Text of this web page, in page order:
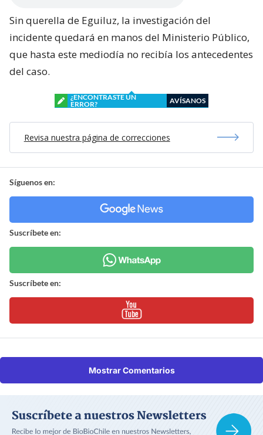
Sin querella de Eguiluz, la investigación del
incidente quedará en manos del Ministerio Público,
que hasta este mediodía no recibía los antecedentes
del caso.
¿ENCONTRASTE UN
ERROR?
AVÍSANOS
Revisa nuestra página de correcciones
Síguenos en:
Suscríbete en:
Suscríbete en:
Mostrar Comentarios